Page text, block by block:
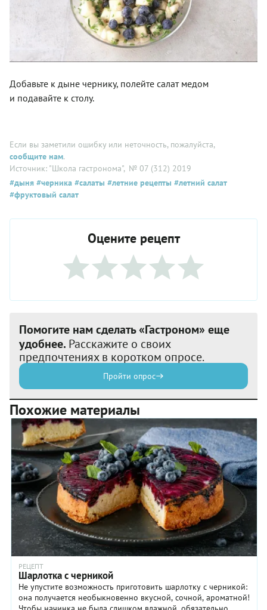
Добавьте к дыне чернику, полейте салат медом
и подавайте к столу.
Если вы заметили ошибку или неточность, пожалуйста,
сообщите нам.
Источник: "Школа гастронома", № 07 (312) 2019
#дыня #черника #салаты #летние рецепты #летний салат
#фруктовый салат
Оцените рецепт
Помогите нам сделать «Гастроном» еще
удобнее. Расскажите о своих
предпочтениях в коротком опросе.
Пройти опрос
Похожие материалы
РЕЦЕПТ
Шарлотка с черникой
Не упустите возможность приготовить шарлотку с черникой:
она получается необыкновенно вкусной, сочной, ароматной!